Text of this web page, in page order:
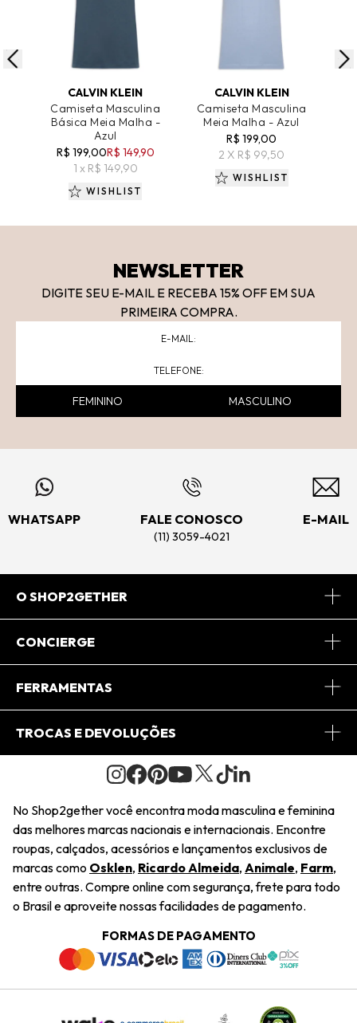
ADICIONAR AO CARRINHO
CALVIN KLEIN
Camiseta Masculina
Básica Meia Malha -
Azul
R$ 199,00R$ 149,90
1 x R$ 149,90
WISHLIST
ADICIONAR AO CARRINHO
CALVIN KLEIN
Camiseta Masculina
Meia Malha - Azul
R$ 199,00
2 X R$ 99,50
WISHLIST
NEWSLETTER
DIGITE SEU E-MAIL E RECEBA 15% OFF EM SUA
PRIMEIRA COMPRA.
FEMININO MASCULINO
WHATSAPP FALE CONOSCO
(11) 3059-4021
E-MAIL
O SHOP2GETHER
Sobre Nós
Journal
Saiu na Mídia
Sustentabilidade
Navegando
Termos e Condições
Trabalhe Conosco
CONCIERGE
Central de Relacionamento
Regulamento e Promoções
FERRAMENTAS
Minha Conta
Pedido de Presente
Wishlist
TROCAS E DEVOLUÇÕES
Condições Gerais
Troca Fácil
Restituição de Pagamento
Dúvidas Frequentes
Termos e Condições
Política de Privacidade
No Shop2gether você encontra moda masculina e feminina
das melhores marcas nacionais e internacionais. Encontre
roupas, calçados, acessórios e lançamentos exclusivos de
marcas como Osklen, Ricardo Almeida, Animale, Farm,
entre outras. Compre online com segurança, frete para todo
o Brasil e aproveite nossas facilidades de pagamento.
FORMAS DE PAGAMENTO